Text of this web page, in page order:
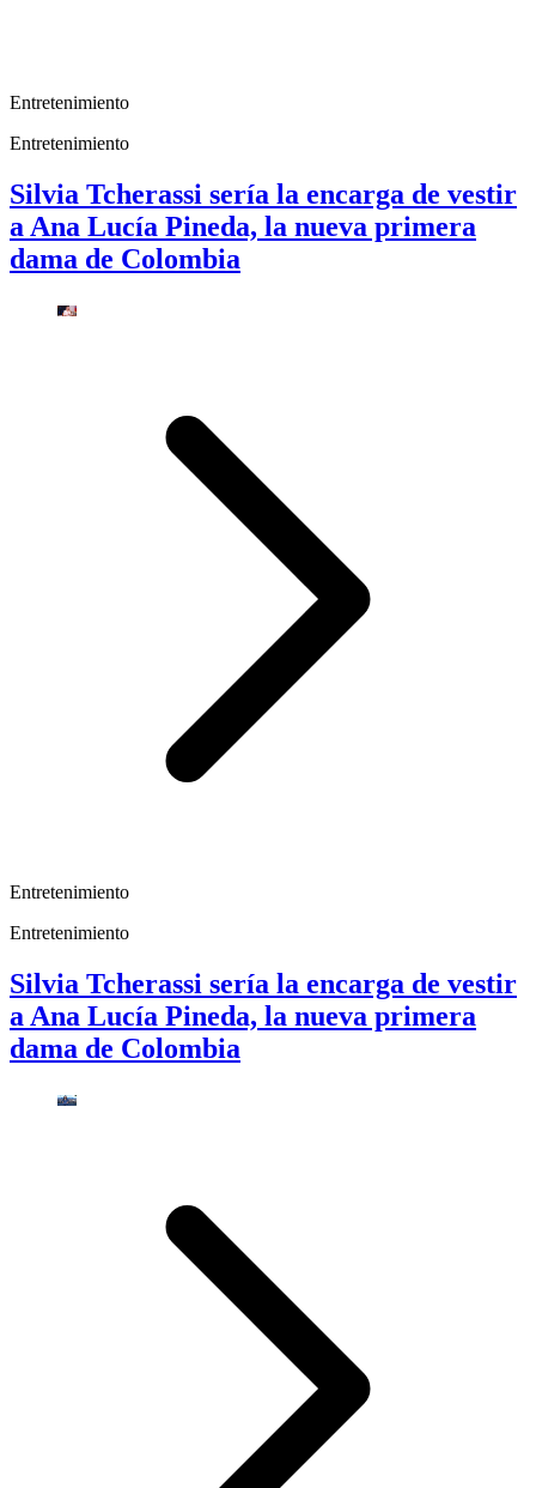
Entretenimiento
Entretenimiento
Silvia Tcherassi sería la encarga de vestir
a Ana Lucía Pineda, la nueva primera
dama de Colombia
Entretenimiento
Entretenimiento
Silvia Tcherassi sería la encarga de vestir
a Ana Lucía Pineda, la nueva primera
dama de Colombia